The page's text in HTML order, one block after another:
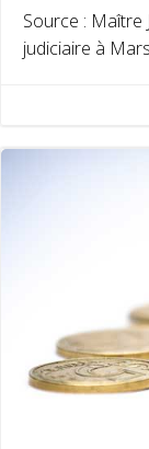
Source : Maître
judiciaire à